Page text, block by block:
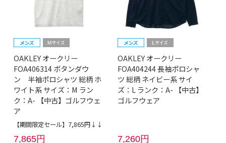
OAKLEY オークリー
FOA406314 ボタンダウ
ン 半袖ポロシャツ 総柄 ホ
ワイト系 サイズ：M ラン
ク：A- 【中古】ゴルフウェ
ア
【期間限定セール】7,865円↓↓
7,865円
OAKLEY オークリー
FOA404244 長袖ポロシャ
ツ 総柄 ネイビー系 サイ
ズ：L ランク：A- 【中古】
ゴルフウェア
7,260円